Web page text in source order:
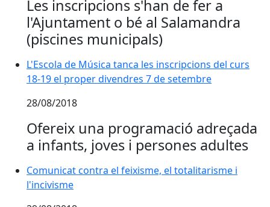
Les inscripcions s'han de fer a
l'Ajuntament o bé al Salamandra
(piscines municipals)
L'Escola de Música tanca les inscripcions del curs
18-19 el proper divendres 7 de setembre
28/08/2018
Ofereix una programació adreçada
a infants, joves i persones adultes
Comunicat contra el feixisme, el totalitarisme i
Comunicat contra el feixisme, el totalitarisme i
l'incivisme